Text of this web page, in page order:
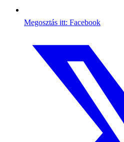
Megosztás itt: Facebook